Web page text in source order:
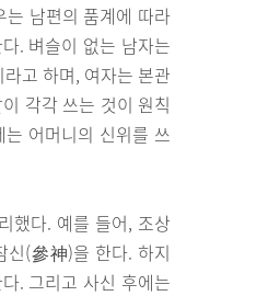
남편의 품계에 따라
. 벼슬이 없는 남자는
라고 하며, 여자는 본관
각각 쓰는 것이 원칙
어머니의 신위를 쓰
했다. 예를 들어, 조상
신(參神)을 한다. 하지
. 그리고 사신 후에는